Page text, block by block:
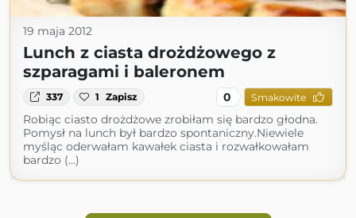
19 maja 2012
Lunch z ciasta drożdżowego z
szparagami i baleronem
337 1 Zapisz 0 Smakowite
Robiąc ciasto drożdżowe zrobiłam się bardzo głodna.
Pomysł na lunch był bardzo spontaniczny.Niewiele
myśląc oderwałam kawałek ciasta i rozwałkowałam
bardzo (...)